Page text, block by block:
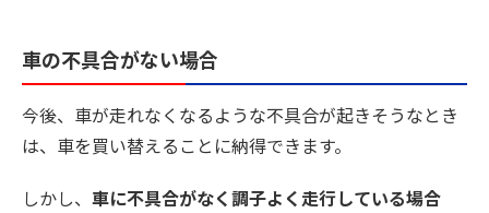
車の不具合がない場合
今後、車が走れなくなるような不具合が起きそうなとき
は、車を買い替えることに納得できます。
しかし、 車に不具合がなく調子よく走行している場合